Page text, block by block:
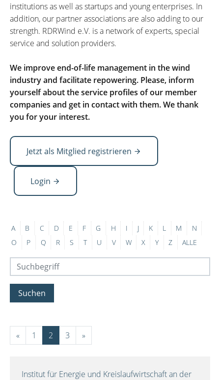
institutions as well as startups and young enterprises. In
addition, our partner associations are also adding to our
strength. RDRWind e.V. is a network of experts, special
service and solution providers.
We improve end-of-life management in the wind
industry and facilitate repowering. Please, inform
yourself about the service profiles of our member
companies and get in contact with them. We thank
you for your interest.
Jetzt als Mitglied registrieren
Login
A B C D E F G H I J K L M
N
O
P Q R S T U V W X Y Z ALLE
Suchen
« 1 2 3 »
Institut für Energie und Kreislaufwirtschaft an der